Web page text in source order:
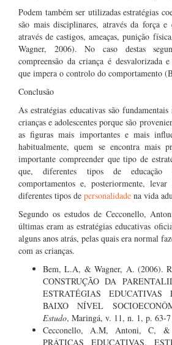
Podem também ser utilizadas estratégias
são mais disciplinares, através da força
através de castigos, ameaças, punição
Wagner, 2006). No caso destas
compreensão da criança é desvalorizada
que impera o controlo do comportamento
Conclusão
As estratégias educativas são fundamentais
crianças e adolescentes porque são
as figuras mais importantes e mais
habitualmente, quem se encontra mais
importante compreender que tipo de
que, diferentes tipos de educação
comportamentos e, posteriormente,
diferentes tipos de personalidade na vida
Segundo os estudos de Cecconello,
últimas eram as estratégias educativas
alguns anos atrás, pelas quais era normal
com as crianças.
Bem, L.A, & Wagner, A. (2006).
CONSTRUÇÃO DA
ESTRATÉGIAS
BAIXO NÍVEL
Estudo, Maringá, v. 11, n. 1, p. 63-
Cecconello, A.M, Antoni, C,
PRÁTICAS EDUCATIVAS,